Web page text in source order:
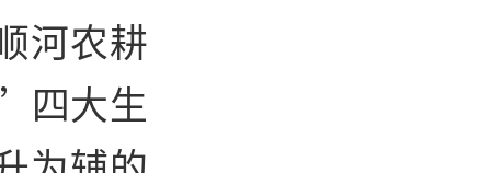
河农耕
四大生